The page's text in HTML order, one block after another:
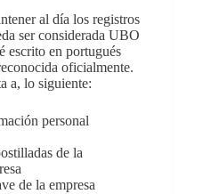
al día los registros
ser considerada UBO
escrito en portugués
oficialmente.
a, lo siguiente:
personal
de la
de la empresa